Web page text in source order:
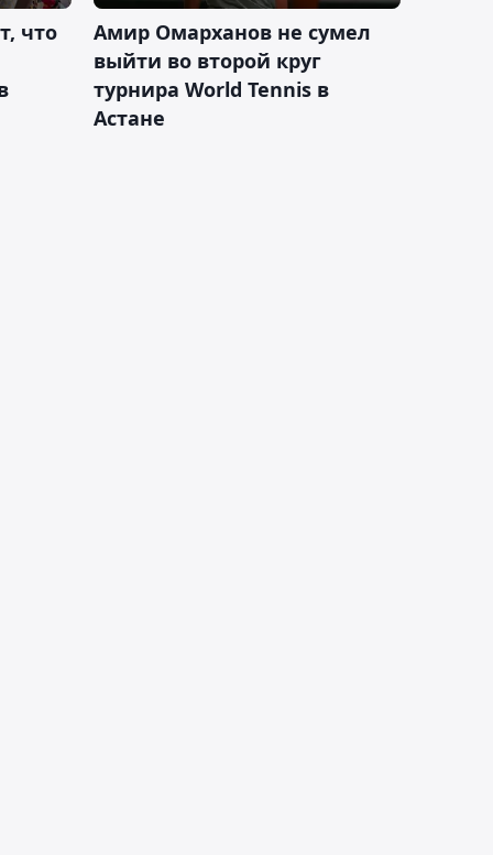
что
Амир Омарханов не сумел
выйти во второй круг
турнира World Tennis в
Астане